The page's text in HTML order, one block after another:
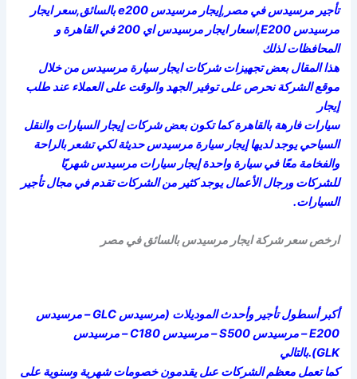
تأجير مرسيدس في مصر,إيجار مرسيدس e200 بالسائق,سعر ايجار
مرسيدس E200,اسعار ايجار مرسيدس اي 200 في القاهرة و
المحافظات لذلك
هذا المقال بعض تجهيزات شركات ايجار سيارة مرسيدس من خلال
موقع الشركة نحرص على توفير الجهد والوقت على العملاء عند طلب
إيجار
سيارات فارهة بالقاهرة كما تكون بعض شركات إيجار السيارات والنقل
السياحي يوجد لديها إيجار سيارة مرسيدس حديثة لكي تشعر بالراحة
والفخامة معًا في سيارة واحدة إيجار سيارات مرسيدس شهريًا
للشركات ورجال الأعمال يوجد كثير من الشركات تقدم في مجال تأجير
السيارات.
ارخص سعر شركة ايجار مرسيدس بالسائق في مصر
أكبر أسطول تأجير وأحدث الموديلات (مرسيدس GLC – مرسيدس
E200 – مرسيدس S500 – مرسيدس C180 – مرسيدس
GLK).بالتالي
كما تعمل معظم الشركات عىل يقدمون خصومات شهرية وسنوية على